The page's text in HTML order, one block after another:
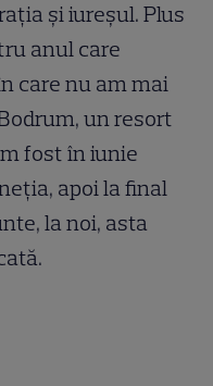
și iureșul. Plus
anul care
care nu am mai
un resort
fost în iunie
apoi la final
la noi, asta